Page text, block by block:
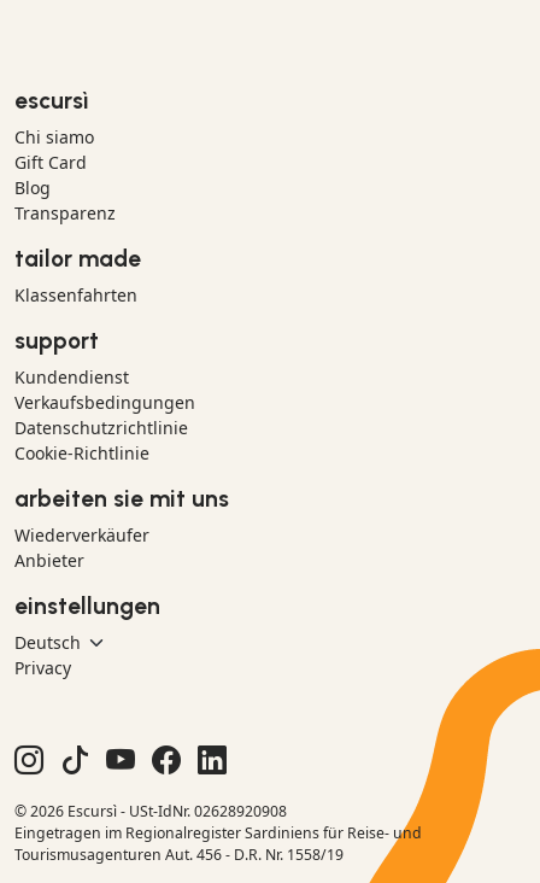
escursì
Chi siamo
Gift Card
Blog
Transparenz
tailor made
Klassenfahrten
support
Kundendienst
Verkaufsbedingungen
Datenschutzrichtlinie
Cookie-Richtlinie
arbeiten sie mit uns
Wiederverkäufer
Anbieter
einstellungen
Privacy
© 2026 Escursì - USt-IdNr. 02628920908
Eingetragen im Regionalregister Sardiniens für Reise- und
Tourismusagenturen Aut. 456 - D.R. Nr. 1558/19